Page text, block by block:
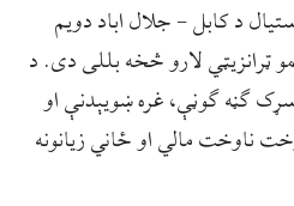
د کابل – جلال اباد دویم
ټرانزیټي لارو څخه بللی دی. د
ګڼه ګوڼې، غره ښویېدنې او
ناوخت مالي او ځاني زیانونه